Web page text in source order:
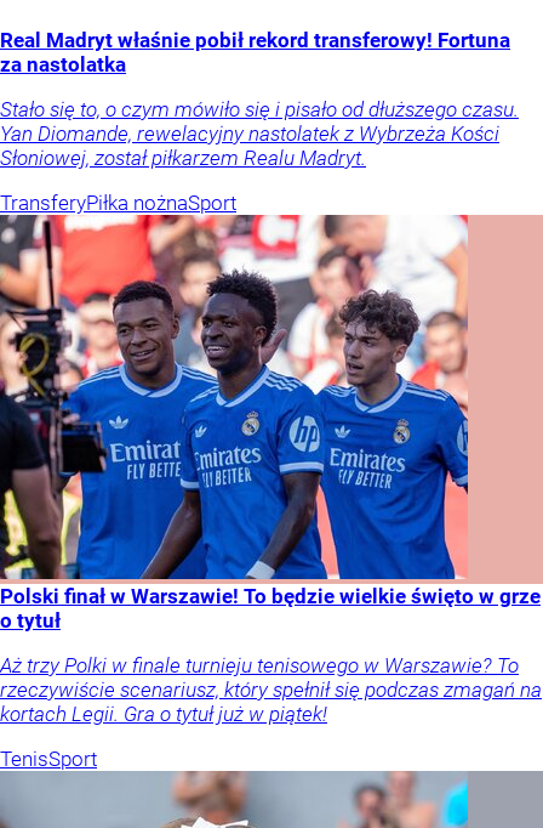
Real Madryt właśnie pobił rekord transferowy! Fortuna
za nastolatka
Stało się to, o czym mówiło się i pisało od dłuższego czasu.
Yan Diomande, rewelacyjny nastolatek z Wybrzeża Kości
Słoniowej, został piłkarzem Realu Madryt.
TransferyPiłka nożnaSport
Polski finał w Warszawie! To będzie wielkie święto w grze
o tytuł
Aż trzy Polki w finale turnieju tenisowego w Warszawie? To
rzeczywiście scenariusz, który spełnił się podczas zmagań na
kortach Legii. Gra o tytuł już w piątek!
TenisSport